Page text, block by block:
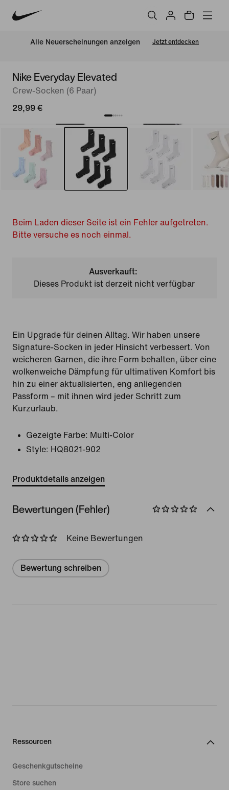
Alle Neuerscheinungen anzeigen Jetzt entdecken
Nike Everyday Elevated
Crew-Socken (6 Paar)
29,99 €
Beim Laden dieser Seite ist ein Fehler aufgetreten.
Bitte versuche es noch einmal.
Ausverkauft:
Dieses Produkt ist derzeit nicht verfügbar
Ein Upgrade für deinen Alltag. Wir haben unsere
Signature-Socken in jeder Hinsicht verbessert. Von
weicheren Garnen, die ihre Form behalten, über eine
wolkenweiche Dämpfung für ultimativen Komfort bis
hin zu einer aktualisierten, eng anliegenden
Passform – mit ihnen wird jeder Schritt zum
Kurzurlaub.
Gezeigte Farbe: Multi-Color
Style: HQ8021-902
Produktdetails anzeigen
Bewertungen (Fehler)
Keine Bewertungen
Bewertung schreiben
Ressourcen
Geschenkgutscheine
Store suchen